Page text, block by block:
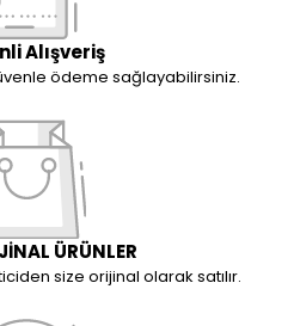
Alışveriş
ödeme sağlayabilirsiniz.
ÜRÜNLER
size orijinal olarak satılır.